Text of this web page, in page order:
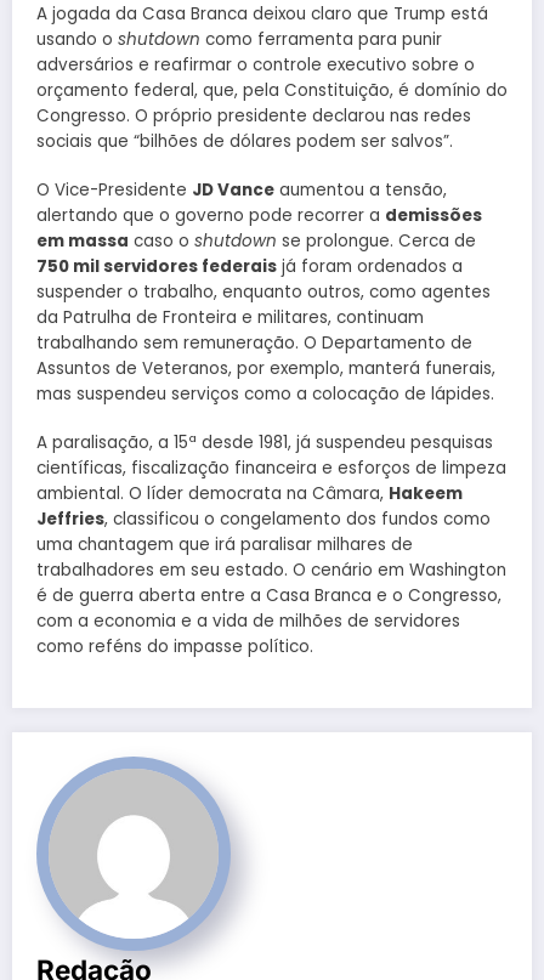
A jogada da Casa Branca deixou claro que Trump está
usando o shutdown como ferramenta para punir
adversários e reafirmar o controle executivo sobre o
orçamento federal, que, pela Constituição, é domínio do
Congresso. O próprio presidente declarou nas redes
sociais que “bilhões de dólares podem ser salvos”.
O Vice-Presidente JD Vance aumentou a tensão,
alertando que o governo pode recorrer a demissões
em massa caso o shutdown se prolongue. Cerca de
750 mil servidores federais já foram ordenados a
suspender o trabalho, enquanto outros, como agentes
da Patrulha de Fronteira e militares, continuam
trabalhando sem remuneração. O Departamento de
Assuntos de Veteranos, por exemplo, manterá funerais,
mas suspendeu serviços como a colocação de lápides.
A paralisação, a 15ª desde 1981, já suspendeu pesquisas
científicas, fiscalização financeira e esforços de limpeza
ambiental. O líder democrata na Câmara, Hakeem
Jeffries, classificou o congelamento dos fundos como
uma chantagem que irá paralisar milhares de
trabalhadores em seu estado. O cenário em Washington
é de guerra aberta entre a Casa Branca e o Congresso,
com a economia e a vida de milhões de servidores
como reféns do impasse político.
Redação